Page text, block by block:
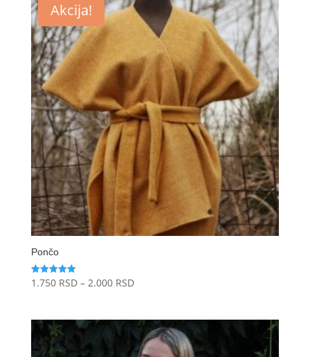
Akcija!
Pončo
Ocenjeno
sa
1.750 RSD – 2.000 RSDRaspon
1.750 RSD
do